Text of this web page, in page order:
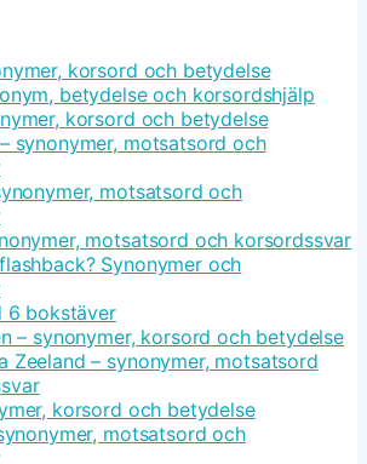
korsord och betydelse
betydelse och korsordshjälp
korsord och betydelse
synonymer, motsatsord och
motsatsord och
motsatsord och korsordssvar
Synonymer och
6 bokstäver
– synonymer, korsord och betydelse
Zeeland – synonymer, motsatsord
korsord och betydelse
motsatsord och